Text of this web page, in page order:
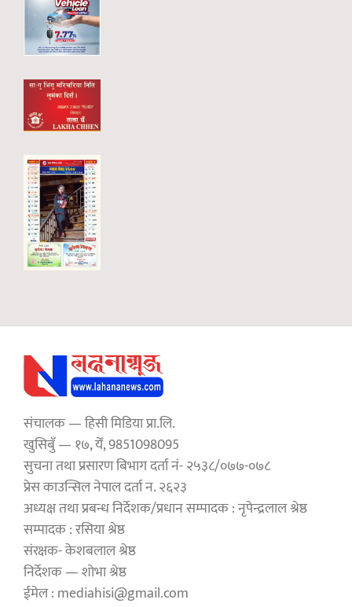
संचालक — हिसी मिडिया प्रा.लि.
खुसिबुँ — १७, येँ, 9851098095
सुचना तथा प्रसारण बिभाग दर्ता नं- २५३८/०७७-०७८
प्रेस काउन्सिल नेपाल दर्ता न. २६२३
अध्यक्ष तथा प्रबन्ध निर्देशक/प्रधान सम्पादक : नृपेन्द्रलाल श्रेष्ठ
सम्पादक : रसिया श्रेष्ठ
संरक्षक- केशबलाल श्रेष्ठ
निर्देशक — शोभा श्रेष्ठ
ईमेल : mediahisi@gmail.com